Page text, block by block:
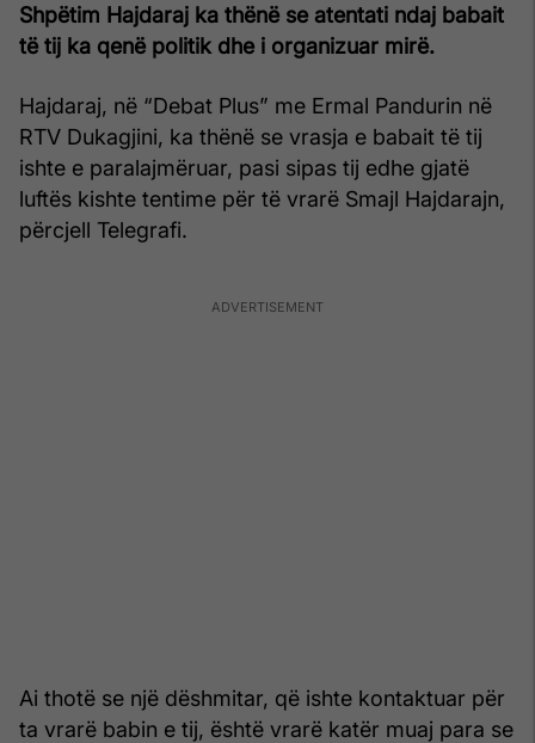
Shpëtim Hajdaraj ka thënë se atentati ndaj babait
të tij ka qenë politik dhe i organizuar mirë.
Hajdaraj, në “Debat Plus” me Ermal Pandurin në
RTV Dukagjini, ka thënë se vrasja e babait të tij
ishte e paralajmëruar, pasi sipas tij edhe gjatë
luftës kishte tentime për të vrarë Smajl Hajdarajn,
përcjell Telegrafi.
Ai thotë se një dëshmitar, që ishte kontaktuar për
ta vrarë babin e tij, është vrarë katër muaj para se